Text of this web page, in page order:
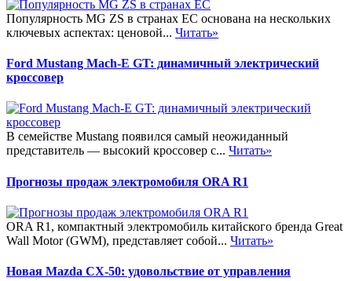
Популярность MG ZS в странах ЕС основана на нескольких
ключевых аспектах: ценовой... Читать»
Ford Mustang Mach-E GT: динамичный электрический
кроссовер
В семействе Mustang появился самый неожиданный
представитель — высокий кроссовер с... Читать»
Прогнозы продаж электромобиля ORA R1
ORA R1, компактный электромобиль китайского бренда Great
Wall Motor (GWM), представляет собой... Читать»
Новая Mazda CX-50: удовольствие от управления